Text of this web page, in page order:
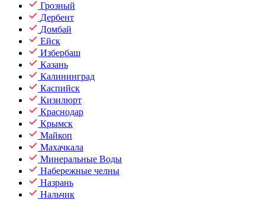
Грозный
Дербент
Домбай
Ейск
Избербаш
Казань
Калининград
Каспийск
Кизилюрт
Краснодар
Крымск
Майкоп
Махачкала
Минеральные Воды
Набережные челны
Назрань
Нальчик